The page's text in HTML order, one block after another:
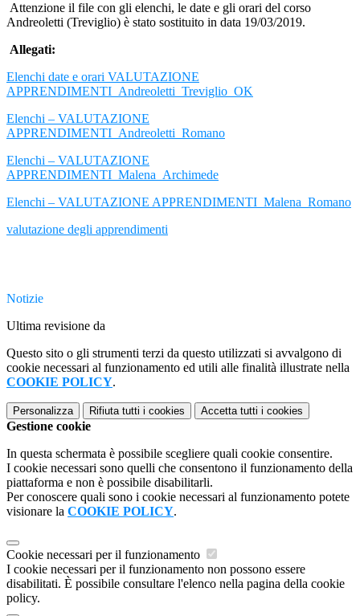
Attenzione il file con gli elenchi, le date e gli orari del corso
Andreoletti (Treviglio) è stato sostituito in data 19/03/2019.
Allegati:
Elenchi date e orari VALUTAZIONE
APPRENDIMENTI_Andreoletti_Treviglio_OK
Elenchi – VALUTAZIONE
APPRENDIMENTI_Andreoletti_Romano
Elenchi – VALUTAZIONE
APPRENDIMENTI_Malena_Archimede
Elenchi – VALUTAZIONE APPRENDIMENTI_Malena_Romano
valutazione degli apprendimenti
Notizie
Ultima revisione da
Questo sito o gli strumenti terzi da questo utilizzati si avvalgono di
cookie necessari al funzionamento ed utili alle finalità illustrate nella
COOKIE POLICY.
Personalizza Rifiuta tutti i cookies Accetta tutti i cookies
Gestione cookie
In questa schermata è possibile scegliere quali cookie consentire.
I cookie necessari sono quelli che consentono il funzionamento della
piattaforma e non è possibile disabilitarli.
Per conoscere quali sono i cookie necessari al funzionamento potete
visionare la COOKIE POLICY.
Cookie necessari per il funzionamento
I cookie necessari per il funzionamento non possono essere
disabilitati. È possibile consultare l'elenco nella pagina della cookie
policy.